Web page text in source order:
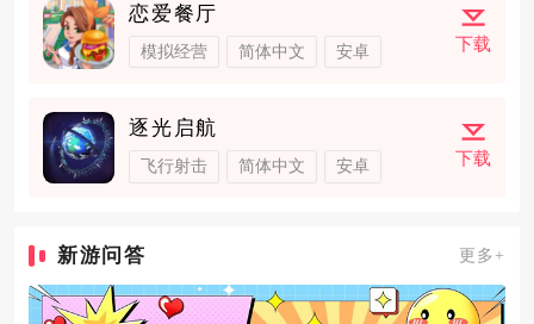
恋爱餐厅
模拟经营 简体中文 安卓 下载
逐光启航
飞行射击 简体中文 安卓 下载
新游问答 更多+